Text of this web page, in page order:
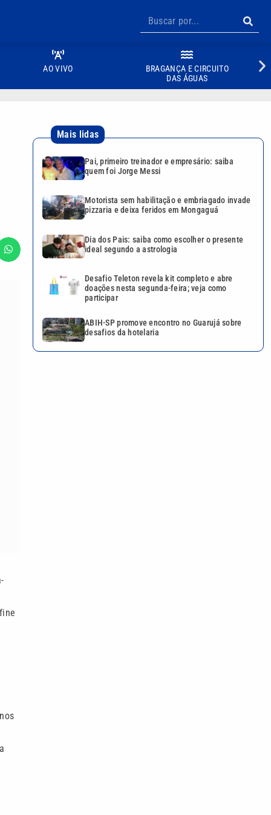
AO VIVO
BRAGANÇA E CIRCUITO
DAS ÁGUAS
Mais lidas
Pai, primeiro treinador e empresário: saiba
quem foi Jorge Messi
Motorista sem habilitação e embriagado invade
pizzaria e deixa feridos em Mongaguá
Dia dos Pais: saiba como escolher o presente
ideal segundo a astrologia
Desafio Teleton revela kit completo e abre
doações nesta segunda-feira; veja como
participar
ABIH-SP promove encontro no Guarujá sobre
desafios da hotelaria